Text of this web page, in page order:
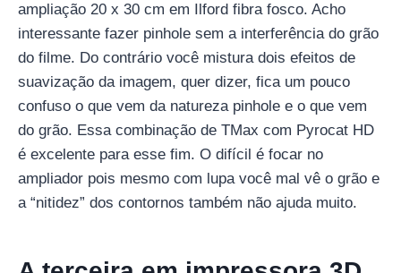
ampliação 20 x 30 cm em Ilford fibra fosco. Acho
interessante fazer pinhole sem a interferência do grão
do filme. Do contrário você mistura dois efeitos de
suavização da imagem, quer dizer, fica um pouco
confuso o que vem da natureza pinhole e o que vem
do grão. Essa combinação de TMax com Pyrocat HD
é excelente para esse fim. O difícil é focar no
ampliador pois mesmo com lupa você mal vê o grão e
a “nitidez” dos contornos também não ajuda muito.